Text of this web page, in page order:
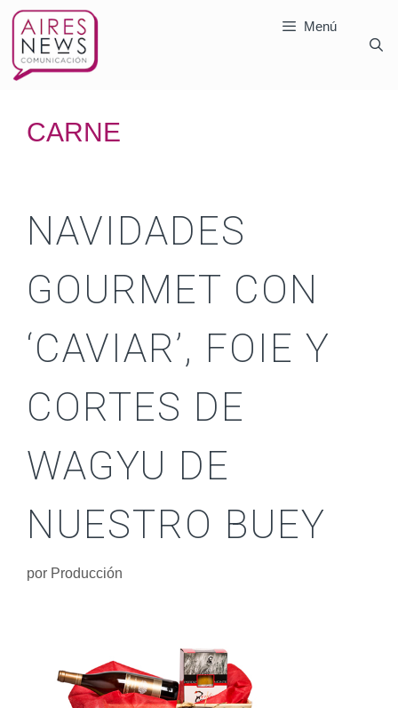
Menú
CARNE
NAVIDADES
GOURMET CON
‘CAVIAR’, FOIE Y
CORTES DE
WAGYU DE
NUESTRO BUEY
por Producción